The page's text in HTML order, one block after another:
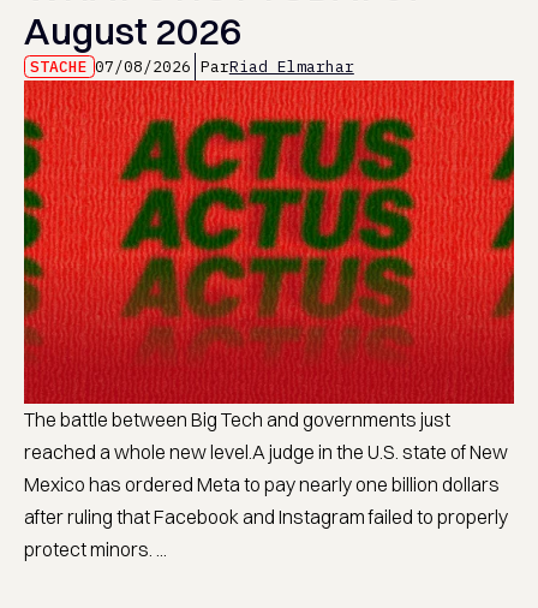
August 2026
STACHE 07/08/2026 ParRiad Elmarhar
The battle between Big Tech and governments just
reached a whole new level.A judge in the U.S. state of New
Mexico has ordered Meta to pay nearly one billion dollars
after ruling that Facebook and Instagram failed to properly
protect minors. ...